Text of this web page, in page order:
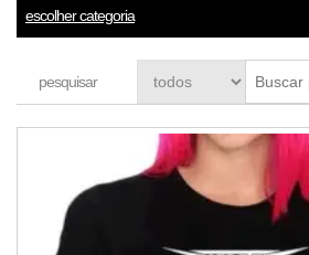
escolher categoria
pesquisar